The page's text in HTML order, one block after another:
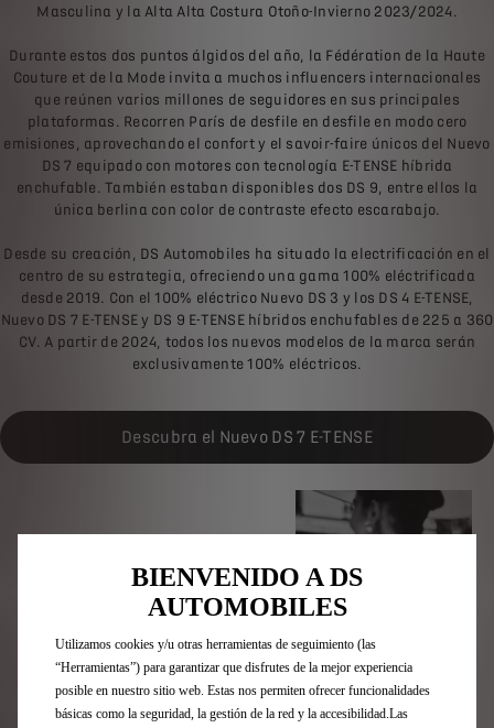
Masculina y la Alta Alta Costura Otoño-Invierno 2023/2024.
Durante estos dos puntos álgidos del año, la Fédération de la Haute
Couture et de la Mode invita a muchos influencers internacionales
que reúnen varios millones de seguidores en sus principales
plataformas. Recorren París de desfile en desfile en modo cero
emisiones, aprovechando el confort y el savoir-faire únicos del Nuevo
DS 7 equipado con motores con tecnología E-TENSE híbrida
enchufable. También estaban disponibles dos DS 9, entre ellos la
única berlina con color de contraste efecto escarabajo.
Desde su creación, DS Automobiles ha situado la electrificación en el
centro de su estrategia, ofreciendo una gama 100% eléctrificada
desde 2019. Con el 100% eléctrico Nuevo DS 3 y los DS 4 E-TENSE,
Nuevo DS 7 E-TENSE y DS 9 E-TENSE híbridos enchufables de 225 a 360
CV. A partir de 2024, todos los nuevos modelos de la marca serán
exclusivamente 100% eléctricos.
Descubra el Nuevo DS 7 E-TENSE
BIENVENIDO A DS
AUTOMOBILES
Utilizamos cookies y/u otras herramientas de seguimiento (las
“Herramientas”) para garantizar que disfrutes de la mejor experiencia
posible en nuestro sitio web. Estas nos permiten ofrecer funcionalidades
básicas como la seguridad, la gestión de la red y la accesibilidad.Las